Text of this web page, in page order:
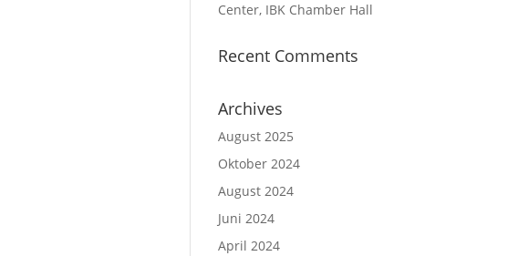
Center, IBK Chamber Hall
Recent Comments
Archives
August 2025
Oktober 2024
August 2024
Juni 2024
April 2024